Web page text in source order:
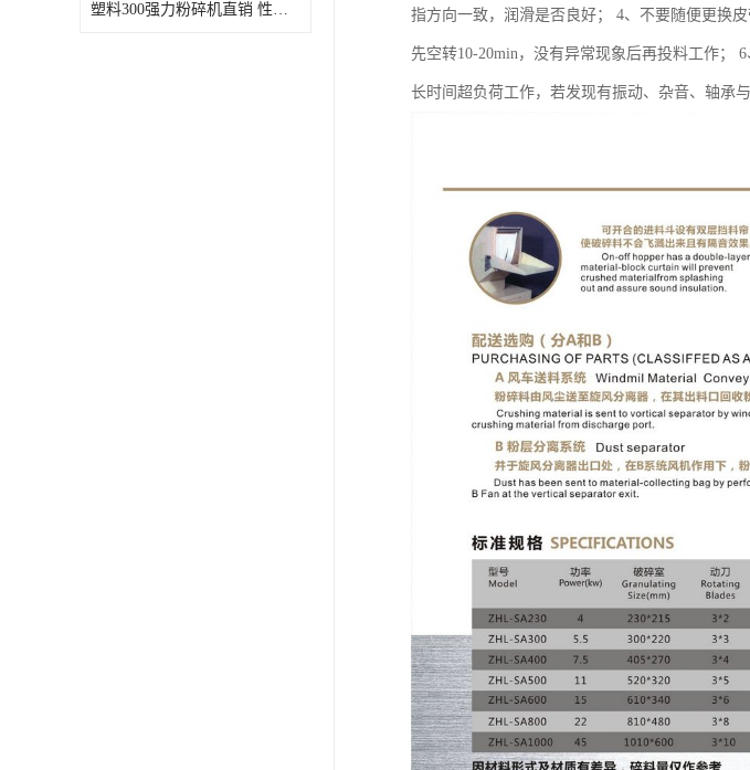
塑料300强力粉碎机直销 性价比高 指方向一致，润滑是否良好； 4、不要随便更换
先空转10-20min，没有异常现象后再投料工作；
长时间超负荷工作，若发现有振动、杂音、轴承